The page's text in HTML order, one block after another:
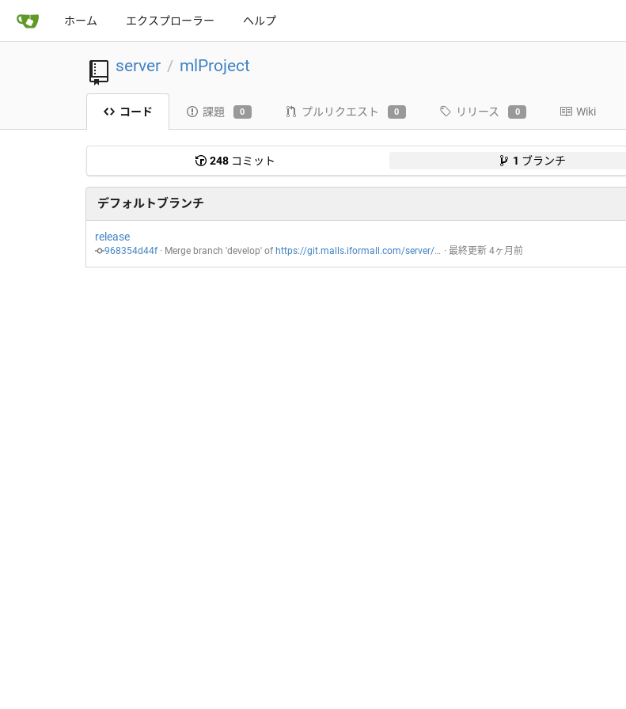
ホーム エクスプローラー ヘルプ
server / mlProject
コード 課題 0 プルリクエスト 0 リリース 0 Wiki
248 コミット 1 ブランチ
デフォルトブランチ
release
968354d44f · Merge branch 'develop' of https://git.malls.iformall.com/server/mlProject into release
· 最終更新 4ヶ月前